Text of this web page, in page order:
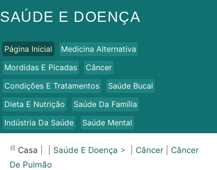
SAÚDE E DOENÇA
Página Inicial
Medicina Alternativa
Mordidas E Picadas
Câncer
Condições E Tratamentos
Saúde Bucal
Dieta E Nutrição
Saúde Da Família
Indústria Da Saúde
Saúde Mental
Saúde
Casa Saúde E Doença > | Câncer
Câncer
De Pulmão